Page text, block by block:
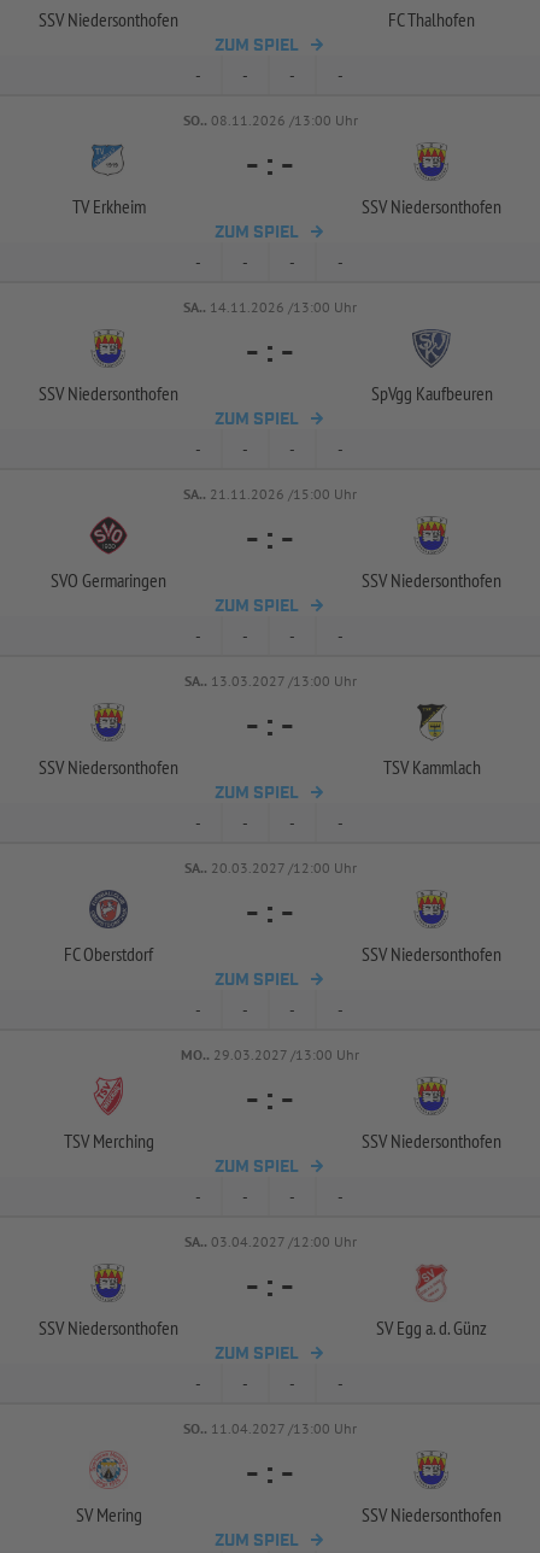
SSV Niedersonthofen FC Thalhofen
ZUM SPIEL
- - - -
SO.. 08.11.2026 /13:00 Uhr
TV Erkheim
- : -
SSV Niedersonthofen
ZUM SPIEL
- - - -
SA.. 14.11.2026 /13:00 Uhr
SSV Niedersonthofen
- : -
SpVgg Kaufbeuren
ZUM SPIEL
- - - -
SA.. 21.11.2026 /15:00 Uhr
SVO Germaringen
- : -
SSV Niedersonthofen
ZUM SPIEL
- - - -
SA.. 13.03.2027 /13:00 Uhr
SSV Niedersonthofen
- : -
TSV Kammlach
ZUM SPIEL
- - - -
SA.. 20.03.2027 /12:00 Uhr
FC Oberstdorf
- : -
SSV Niedersonthofen
ZUM SPIEL
- - - -
MO.. 29.03.2027 /13:00 Uhr
TSV Merching
- : -
SSV Niedersonthofen
ZUM SPIEL
- - - -
SA.. 03.04.2027 /12:00 Uhr
SSV Niedersonthofen
- : -
SV Egg a. d. Günz
ZUM SPIEL
- - - -
SO.. 11.04.2027 /13:00 Uhr
SV Mering
- : -
SSV Niedersonthofen
ZUM SPIEL